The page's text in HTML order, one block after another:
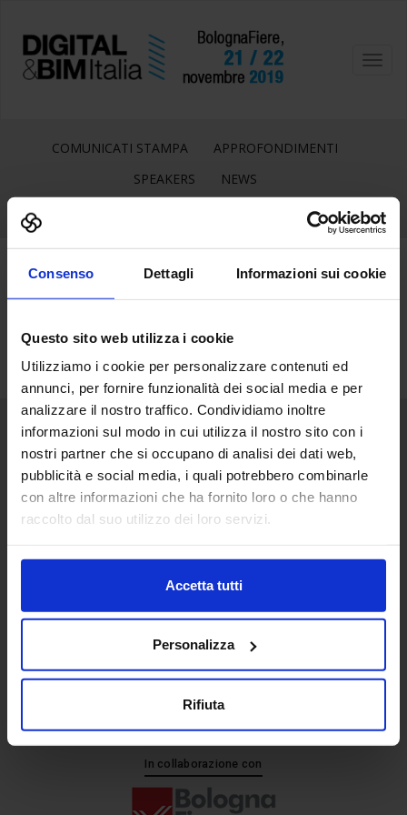
Consenso Dettagli Informazioni sui cookie
Questo sito web utilizza i cookie
Utilizziamo i cookie per personalizzare contenuti ed
annunci, per fornire funzionalità dei social media e per
analizzare il nostro traffico. Condividiamo inoltre
informazioni sul modo in cui utilizza il nostro sito con i
nostri partner che si occupano di analisi dei dati web,
pubblicità e social media, i quali potrebbero combinarle
con altre informazioni che ha fornito loro o che hanno
raccolto dal suo utilizzo dei loro servizi.
Accetta tutti
Personalizza
Rifiuta
COMUNICATI STAMPA
APPROFONDIMENTI
SPEAKERS
NEWS
Senaf srl
+ 39 051.325511
+ 39 02.332039460
In collaborazione con